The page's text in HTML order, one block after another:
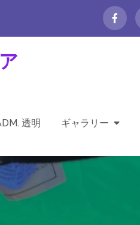
透明 ギャラリー